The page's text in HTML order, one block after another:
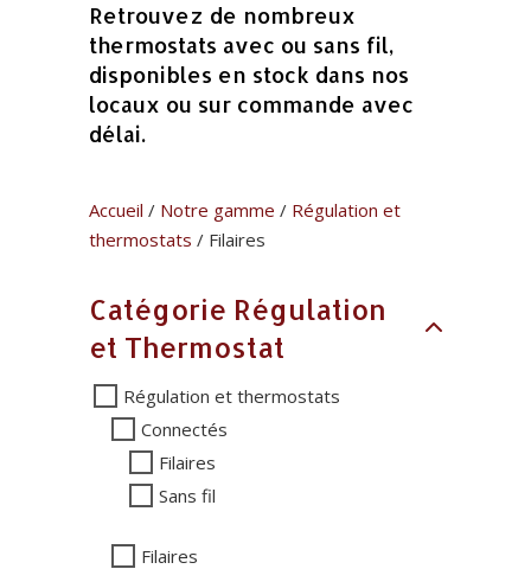
Retrouvez de nombreux
thermostats avec ou sans fil,
disponibles en stock dans nos
locaux ou sur commande avec
délai.
Accueil / Notre gamme / Régulation et
thermostats / Filaires
Catégorie Régulation
et Thermostat
Régulation et thermostats
Connectés
Filaires
Sans fil
Filaires